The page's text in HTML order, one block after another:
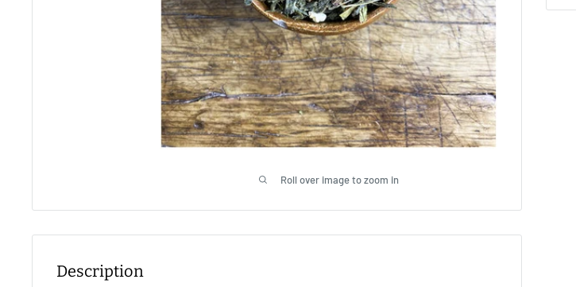
Roll over image to zoom in
Description